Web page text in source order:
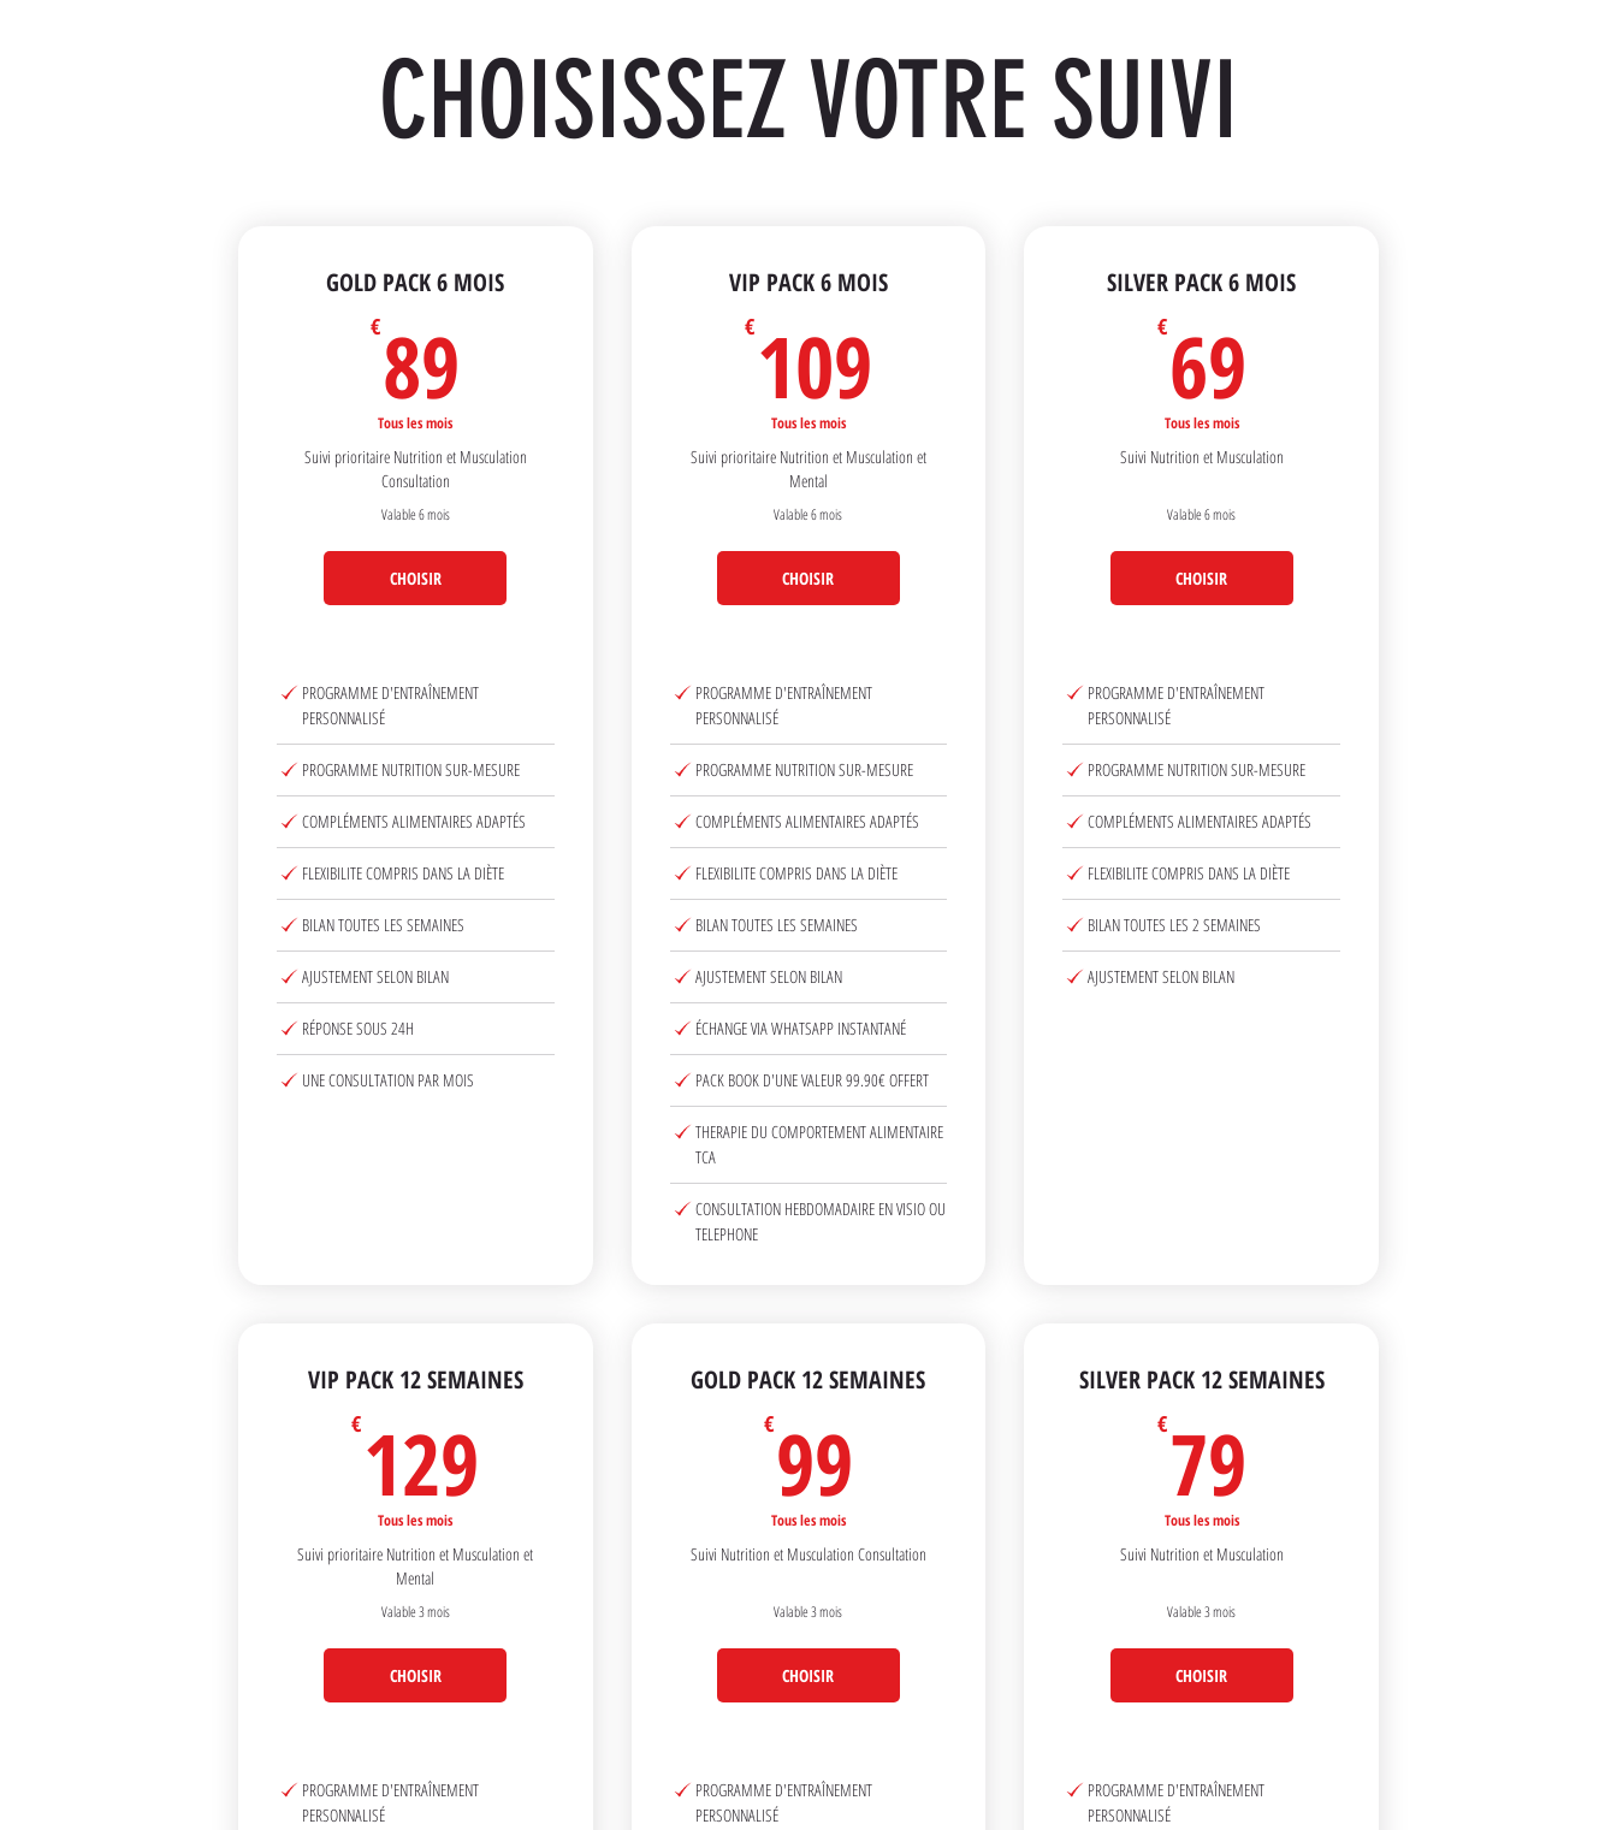
CHOISISSEZ VOTRE SUIVI
GOLD PACK 6 MOIS
€89
Tous les mois
Suivi prioritaire Nutrition et Musculation
Consultation
Valable 6 mois
CHOISIR
PROGRAMME D'ENTRAÎNEMENT
PERSONNALISÉ
PROGRAMME NUTRITION SUR-MESURE
COMPLÉMENTS ALIMENTAIRES ADAPTÉS
FLEXIBILITE COMPRIS DANS LA DIÈTE
BILAN TOUTES LES SEMAINES
AJUSTEMENT SELON BILAN
RÉPONSE SOUS 24H
UNE CONSULTATION PAR MOIS
VIP PACK 6 MOIS
€ 109
Tous les mois
Suivi prioritaire Nutrition et Musculation et
Mental
Valable 6 mois
CHOISIR
PROGRAMME D'ENTRAÎNEMENT
PERSONNALISÉ
PROGRAMME NUTRITION SUR-MESURE
COMPLÉMENTS ALIMENTAIRES ADAPTÉS
FLEXIBILITE COMPRIS DANS LA DIÈTE
BILAN TOUTES LES SEMAINES
AJUSTEMENT SELON BILAN
ÉCHANGE VIA WHATSAPP INSTANTANÉ
PACK BOOK D'UNE VALEUR 99.90€ OFFERT
THERAPIE DU COMPORTEMENT ALIMENTAIRE
TCA
CONSULTATION HEBDOMADAIRE EN VISIO OU
TELEPHONE
SILVER PACK 6 MOIS
€69
Tous les mois
Suivi Nutrition et Musculation
Valable 6 mois
CHOISIR
PROGRAMME D'ENTRAÎNEMENT
PERSONNALISÉ
PROGRAMME NUTRITION SUR-MESURE
COMPLÉMENTS ALIMENTAIRES ADAPTÉS
FLEXIBILITE COMPRIS DANS LA DIÈTE
BILAN TOUTES LES 2 SEMAINES
AJUSTEMENT SELON BILAN
VIP PACK 12 SEMAINES
€ 129
Tous les mois
Suivi prioritaire Nutrition et Musculation et
Mental
Valable 3 mois
CHOISIR
PROGRAMME D'ENTRAÎNEMENT
PERSONNALISÉ
GOLD PACK 12 SEMAINES
€99
Tous les mois
Suivi Nutrition et Musculation Consultation
Valable 3 mois
CHOISIR
PROGRAMME D'ENTRAÎNEMENT
PERSONNALISÉ
SILVER PACK 12 SEMAINES
€79
Tous les mois
Suivi Nutrition et Musculation
Valable 3 mois
CHOISIR
PROGRAMME D'ENTRAÎNEMENT
PERSONNALISÉ